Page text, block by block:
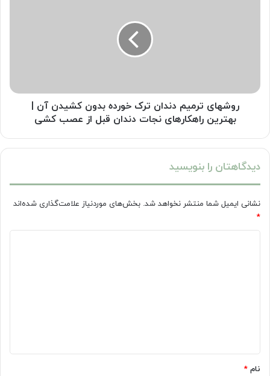
|
بهترین
راهکارهای
دندان
از
روشهای ترمیم دندان ترک خورده بدون کشیدن آن |
بهترین راهکارهای نجات دندان قبل از عصب کشی
دیدگاهتان را بنویسید
نشانی ایمیل شما منتشر نخواهد شد. بخش‌های موردنیاز علامت‌گذاری شده‌اند
*
نام *